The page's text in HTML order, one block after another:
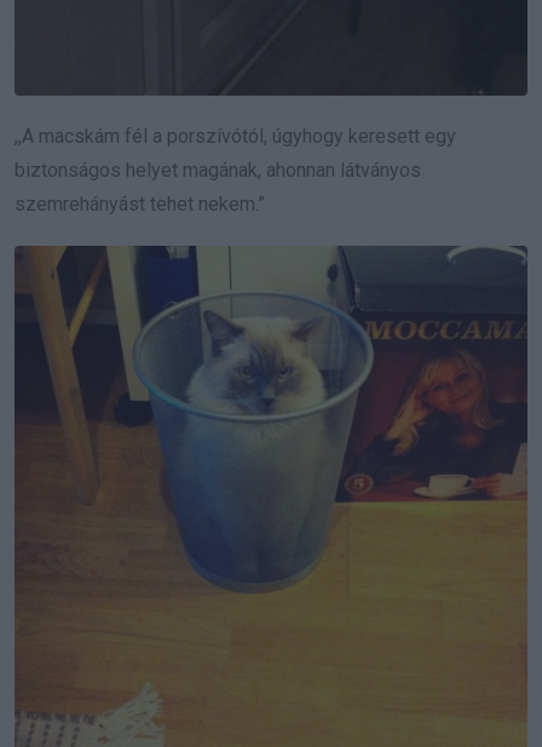
,,A macskám fél a porszívótól, úgyhogy keresett egy
biztonságos helyet magának, ahonnan látványos
szemrehányást tehet nekem.”